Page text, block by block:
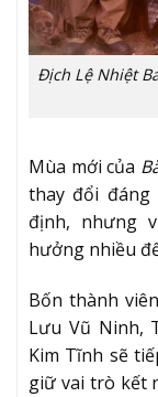
Địch Lệ Nhiệt
Mùa mới của
thay đổi
định, nhưng
hưởng nhiều
Bốn thành
Lưu Vũ Ninh,
Kim Tĩnh sẽ
giữ vai trò kết